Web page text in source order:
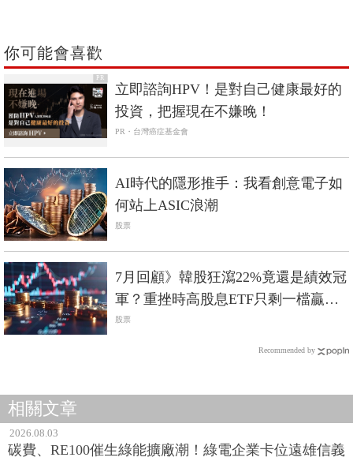
你可能會喜歡
PR
立即諮詢HPV！是對自己健康最好的
投資，把握現在不嫌晚！
PR・台灣癌症基金會
AI時代的隱形推手：我看創意電子如
何站上ASIC浪潮
股票
7月回顧》韓股狂瀉22%竟還是績效冠
軍？重挫時高股息ETF只剩一檔贏過
0050
股票
Recommended by
相關文章
2026.08.03
碳費、RE100催生綠能擴廠潮！綠電企業卡位遠雄信義